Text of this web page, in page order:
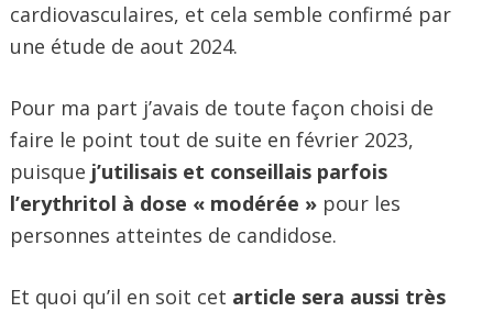
cardiovasculaires, et cela semble confirmé par
une étude de aout 2024.
Pour ma part j’avais de toute façon choisi de
faire le point tout de suite en février 2023,
puisque j’utilisais et conseillais parfois
l’erythritol à dose « modérée » pour les
personnes atteintes de candidose.
Et quoi qu’il en soit cet article sera aussi très